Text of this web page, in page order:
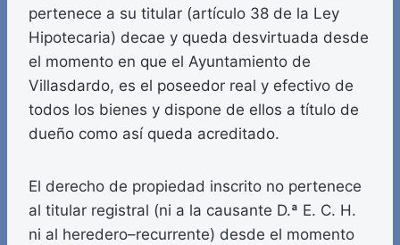
pertenece a su titular (artículo 38 de la Ley
Hipotecaria) decae y queda desvirtuada desde
el momento en que el Ayuntamiento de
Villasdardo, es el poseedor real y efectivo de
todos los bienes y dispone de ellos a título de
dueño como así queda acreditado.
El derecho de propiedad inscrito no pertenece
al titular registral (ni a la causante D.ª E. C. H.
ni al heredero–recurrente) desde el momento